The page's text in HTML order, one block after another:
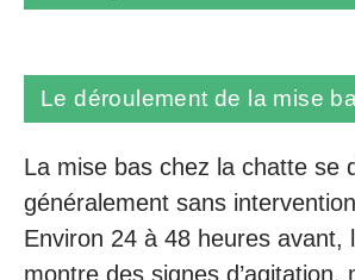
Le déroulement de la mise
La mise bas chez la chatte se
généralement sans
Environ 24 à 48 heures avant,
montre des signes d’agitation,